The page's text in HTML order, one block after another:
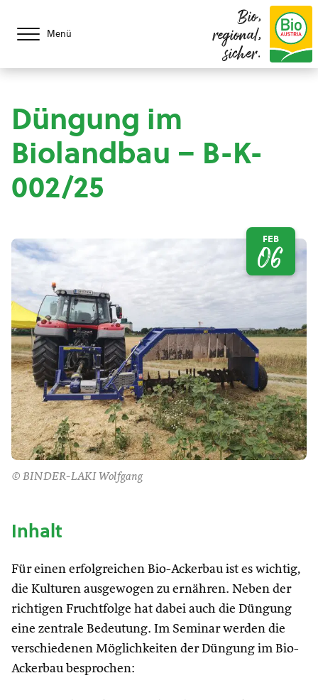
Menü
Bio,
regional,
sicher.
Düngung im
Biolandbau – B-K-
002/25
© BINDER-LAKI Wolfgang
FEB
06
Inhalt
Für einen erfolgreichen Bio-Ackerbau ist es wichtig,
die Kulturen ausgewogen zu ernähren. Neben der
richtigen Fruchtfolge hat dabei auch die Düngung
eine zentrale Bedeutung. Im Seminar werden die
verschiedenen Möglichkeiten der Düngung im Bio-
Ackerbau besprochen: